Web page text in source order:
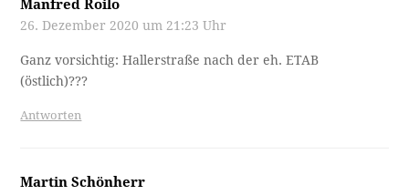
Manfred Roilo
26. Dezember 2020 um 21:23 Uhr
Ganz vorsichtig: Hallerstraße nach der eh. ETAB
(östlich)???
Antworten
Martin Schönherr